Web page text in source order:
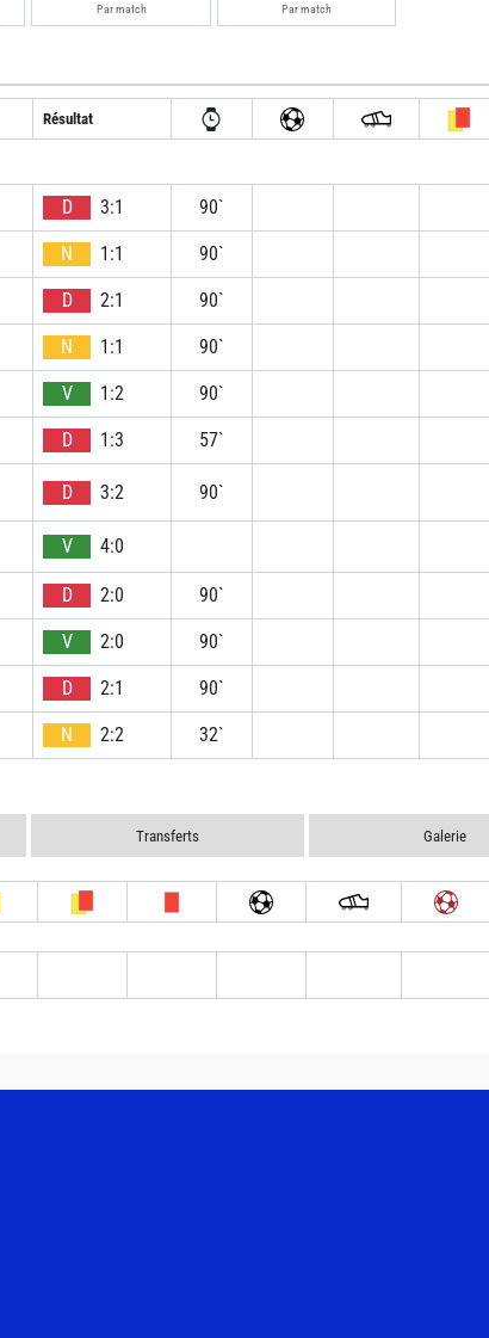
Par match Par match
Résultat
D 3:1 90`
N 1:1 90`
D 2:1 90`
N 1:1 90`
V 1:2 90`
D 1:3 57`
D 3:2 90`
V 4:0
D 2:0 90`
V 2:0 90`
D 2:1 90`
N 2:2 32`
Transferts Galerie